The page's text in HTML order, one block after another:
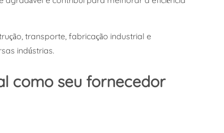
transporte, fabricação industrial e
indústrias.
como seu fornecedor